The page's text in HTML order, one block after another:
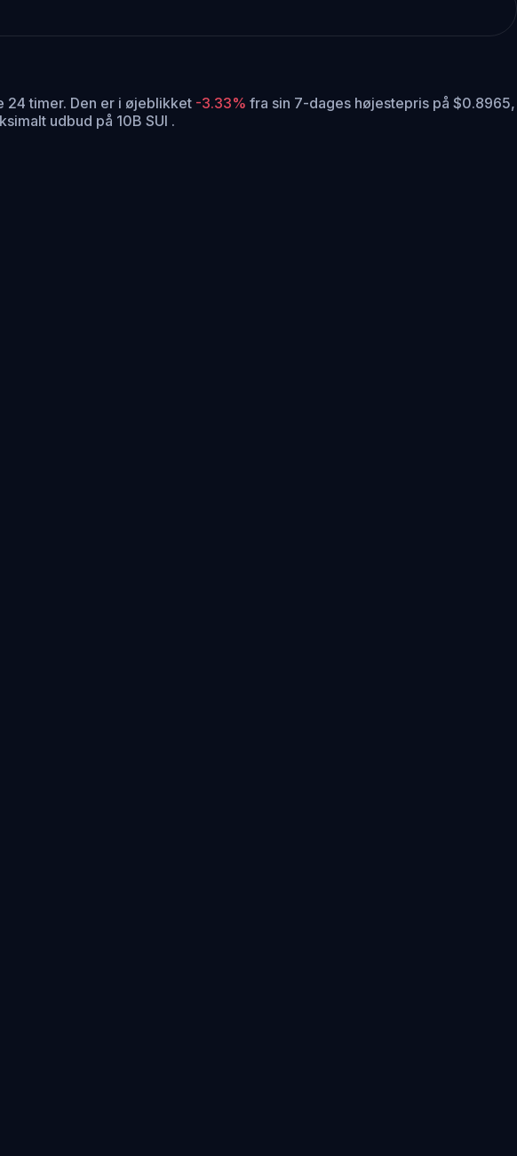
24 timer. Den er i øjeblikket -3.33% fra sin 7-dages højestepris på $0.8965,
udbud på 10B SUI .